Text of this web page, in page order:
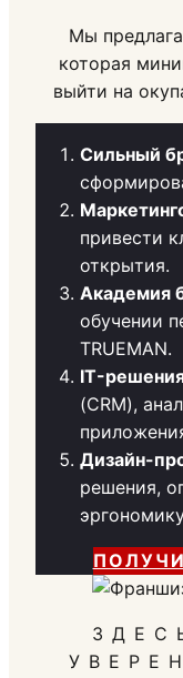
Мы
которая
выйти на
Сильный
привести
открытия.
Академия
обучении
TRUEMAN.
IT-
(CRM),
Дизайн-
решения,